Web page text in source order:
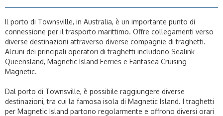
Il porto di Townsville, in Australia, è un importante punto di
connessione per il trasporto marittimo. Offre collegamenti verso
diverse destinazioni attraverso diverse compagnie di traghetti.
Alcuni dei principali operatori di traghetti includono Sealink
Queensland, Magnetic Island Ferries e Fantasea Cruising
Magnetic.
Dal porto di Townsville, è possibile raggiungere diverse
destinazioni, tra cui la famosa isola di Magnetic Island. I traghetti
per Magnetic Island partono regolarmente e offrono diversi orari